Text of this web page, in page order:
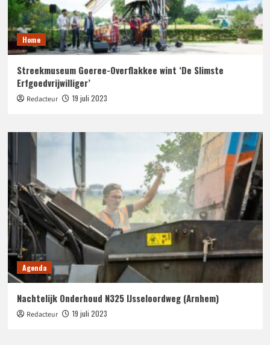
Home
Streekmuseum Goeree-Overflakkee wint ‘De Slimste
Erfgoedvrijwilliger’
Redacteur 19 juli 2023
Agenda
Nachtelijk Onderhoud N325 IJsseloordweg (Arnhem)
Redacteur 19 juli 2023